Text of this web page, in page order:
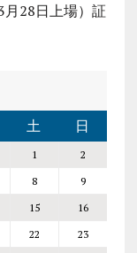
月28日上場）証
土 日
1
2
8
9
15
16
22
23